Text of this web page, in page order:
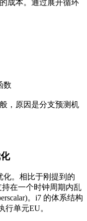
成本。通过展开循环
数
，原因是分支预测机
化。相比于刚提到的
持在一个时钟周期内乱
。i7 的体系结构
单元EU。